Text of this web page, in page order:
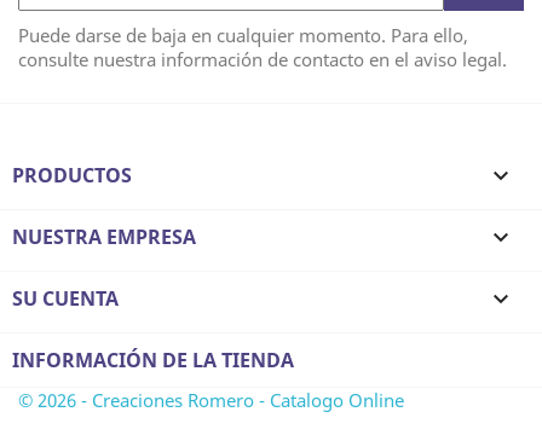
Puede darse de baja en cualquier momento. Para ello,
consulte nuestra información de contacto en el aviso legal.
PRODUCTOS 
NUESTRA EMPRESA 
SU CUENTA 
INFORMACIÓN DE LA TIENDA
© 2026 - Creaciones Romero - Catalogo Online